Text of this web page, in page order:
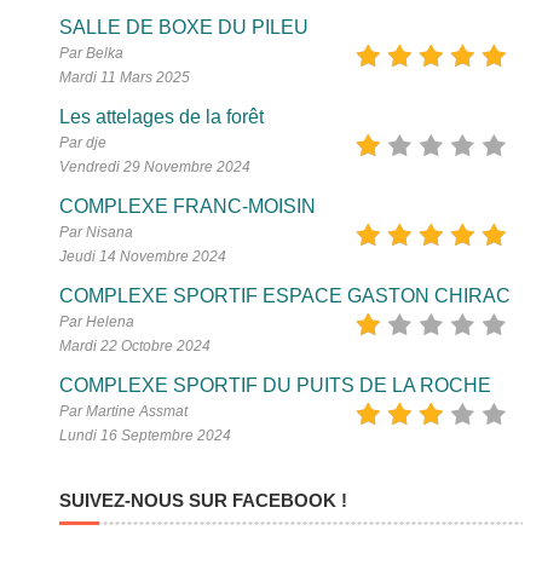
SALLE DE BOXE DU PILEU
Par Belka
Mardi 11 Mars 2025
Les attelages de la forêt
Par dje
Vendredi 29 Novembre 2024
COMPLEXE FRANC-MOISIN
Par Nisana
Jeudi 14 Novembre 2024
COMPLEXE SPORTIF ESPACE GASTON CHIRAC
Par Helena
Mardi 22 Octobre 2024
COMPLEXE SPORTIF DU PUITS DE LA ROCHE
Par Martine Assmat
Lundi 16 Septembre 2024
SUIVEZ-NOUS SUR FACEBOOK !